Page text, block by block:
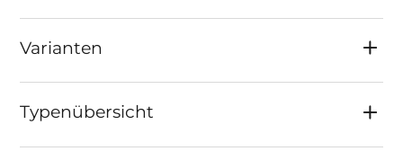
Varianten
Typenübersicht